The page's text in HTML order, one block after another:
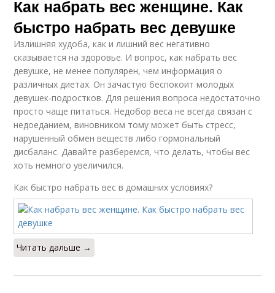
Как набрать вес женщине. Как
быстро набрать вес девушке
Излишняя худоба, как и лишний вес негативно
сказывается на здоровье. И вопрос, как набрать вес
девушке, не менее популярен, чем информация о
различных диетах. Он зачастую беспокоит молодых
девушек-подростков. Для решения вопроса недостаточно
просто чаще питаться. Недобор веса не всегда связан с
недоеданием, виновником тому может быть стресс,
нарушенный обмен веществ либо гормональный
дисбаланс. Давайте разберемся, что делать, чтобы вес
хоть немного увеличился.
Как быстро набрать вес в домашних условиях?
Читать дальше →